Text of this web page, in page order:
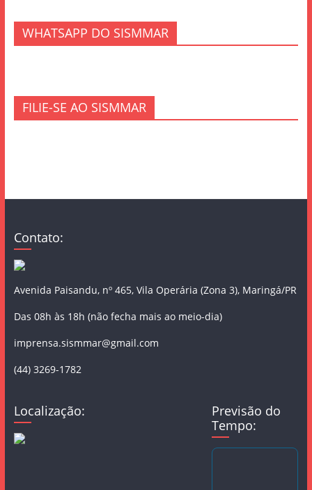
WHATSAPP DO SISMMAR
FILIE-SE AO SISMMAR
Contato:
Avenida Paisandu, nº 465, Vila Operária (Zona 3), Maringá/PR
Das 08h às 18h (não fecha mais ao meio-dia)
imprensa.sismmar@gmail.com
(44) 3269-1782
Localização:
Previsão do
Tempo: